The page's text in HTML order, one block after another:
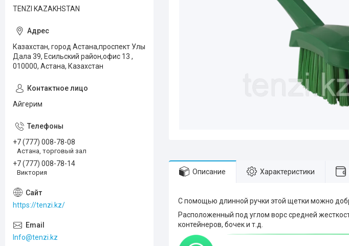
Описание Характеристики
С помощью длинной ручки этой щетки можно
Расположенный под углом ворс средней
контейнеров, бочек и т.д.
TENZI KAZAKHSTAN
Казахстан, город Астана,проспект Улы
Дала 39, Есильский район,офис 13 ,
010000, Астана, Казахстан
Айгерим
+7 (777) 008-78-08
Астана, торговый зал
+7 (777) 008-78-14
Виктория
https://tenzi.kz/
Info@tenzi.kz